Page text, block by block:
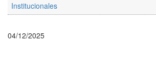
Institucionales
04/12/2025